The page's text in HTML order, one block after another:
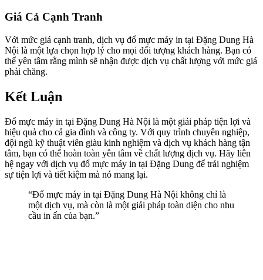
Giá Cả Cạnh Tranh
Với mức giá cạnh tranh, dịch vụ đổ mực máy in tại Đặng Dung Hà
Nội là một lựa chọn hợp lý cho mọi đối tượng khách hàng. Bạn có
thể yên tâm rằng mình sẽ nhận được dịch vụ chất lượng với mức giá
phải chăng.
Kết Luận
Đổ mực máy in tại Đặng Dung Hà Nội là một giải pháp tiện lợi và
hiệu quả cho cả gia đình và công ty. Với quy trình chuyên nghiệp,
đội ngũ kỹ thuật viên giàu kinh nghiệm và dịch vụ khách hàng tận
tâm, bạn có thể hoàn toàn yên tâm về chất lượng dịch vụ. Hãy liên
hệ ngay với dịch vụ đổ mực máy in tại Đặng Dung để trải nghiệm
sự tiện lợi và tiết kiệm mà nó mang lại.
“Đổ mực máy in tại Đặng Dung Hà Nội không chỉ là
một dịch vụ, mà còn là một giải pháp toàn diện cho nhu
cầu in ấn của bạn.”